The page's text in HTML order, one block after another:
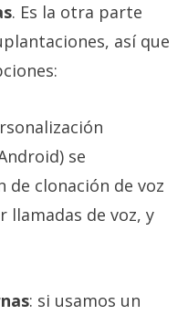
. Es la otra parte
así que
se
de clonación de voz
llamadas de voz, y
: si usamos un